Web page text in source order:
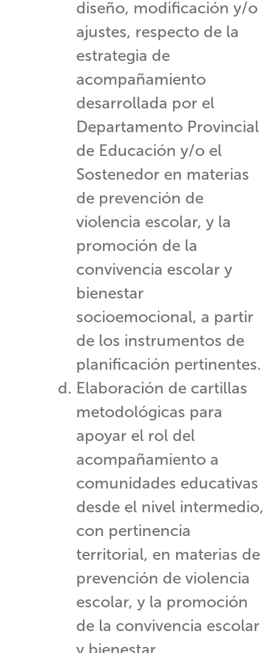
diseño, modificación y/o
ajustes, respecto de la
estrategia de
acompañamiento
desarrollada por el
Departamento Provincial
de Educación y/o el
Sostenedor en materias
de prevención de
violencia escolar, y la
promoción de la
convivencia escolar y
bienestar
socioemocional, a partir
de los instrumentos de
planificación pertinentes.
Elaboración de cartillas
metodológicas para
apoyar el rol del
acompañamiento a
comunidades educativas
desde el nivel intermedio,
con pertinencia
territorial, en materias de
prevención de violencia
escolar, y la promoción
de la convivencia escolar